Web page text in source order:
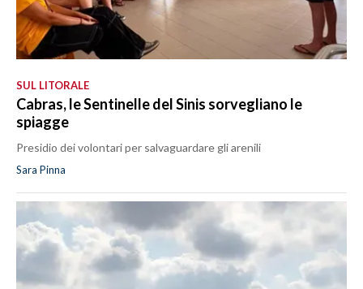
SUL LITORALE
Cabras, le Sentinelle del Sinis sorvegliano le
spiagge
Presidio dei volontari per salvaguardare gli arenili
Sara Pinna